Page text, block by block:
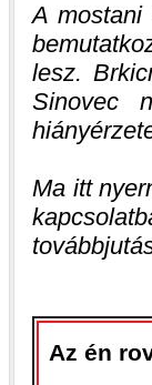
A mostani
lesz.
Sinovec
Ma itt
Az én